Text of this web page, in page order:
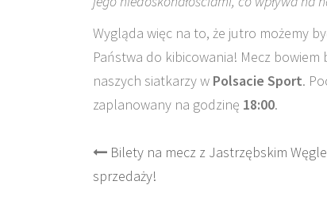
Wygląda więc na to, że jutro możemy
Państwa do kibicowania! Mecz
naszych siatkarzy w Polsacie Sport.
zaplanowany na godzinę 18:00.
Post
navigation
Bilety na mecz z Jastrzębskim
sprzedaży!